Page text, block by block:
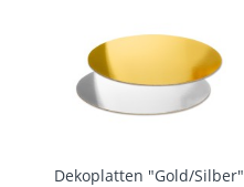
Dekoplatten "Gold/Silber"